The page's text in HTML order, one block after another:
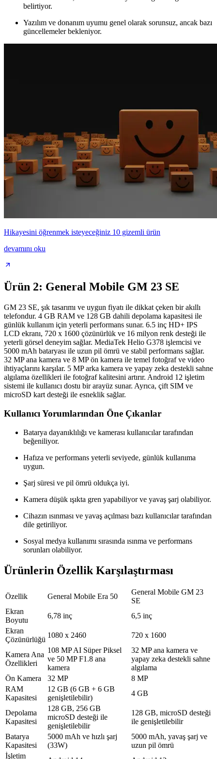
belirtiyor.
Yazılım ve donanım uyumu genel olarak sorunsuz, ancak bazı
güncellemeler bekleniyor.
Hikayesini öğrenmek isteyeceğiniz 10 gizemli ürün
devamını oku
Ürün 2: General Mobile GM 23 SE
GM 23 SE, şık tasarımı ve uygun fiyatı ile dikkat çeken bir akıllı
telefondur. 4 GB RAM ve 128 GB dahili depolama kapasitesi ile
günlük kullanım için yeterli performans sunar. 6.5 inç HD+ IPS
LCD ekranı, 720 x 1600 çözünürlük ve 16 milyon renk desteği ile
yeterli görsel deneyim sağlar. MediaTek Helio G378 işlemcisi ve
5000 mAh bataryası ile uzun pil ömrü ve stabil performans sağlar.
32 MP ana kamera ve 8 MP ön kamera ile temel fotoğraf ve video
ihtiyaçlarını karşılar. 5 MP arka kamera ve yapay zeka destekli sahne
algılama özellikleri ile fotoğraf kalitesini artırır. Android 12 işletim
sistemi ile kullanıcı dostu bir arayüz sunar. Ayrıca, çift SIM ve
microSD kart desteği ile esneklik sağlar.
Kullanıcı Yorumlarından Öne Çıkanlar
Batarya dayanıklılığı ve kamerası kullanıcılar tarafından
beğeniliyor.
Hafıza ve performans yeterli seviyede, günlük kullanıma
uygun.
Şarj süresi ve pil ömrü oldukça iyi.
Kamera düşük ışıkta gren yapabiliyor ve yavaş şarj olabiliyor.
Cihazın ısınması ve yavaş açılması bazı kullanıcılar tarafından
dile getiriliyor.
Sosyal medya kullanımı sırasında ısınma ve performans
sorunları olabiliyor.
Ürünlerin Özellik Karşılaştırması
Özellik General Mobile Era 50
General Mobile GM 23
SE
Ekran
Boyutu
6,78 inç
6,5 inç
Ekran
Çözünürlüğü
1080 x 2460 720 x 1600
Kamera Ana
Özellikleri
108 MP AI Süper Piksel
ve 50 MP F1.8 ana
kamera
32 MP ana kamera ve
yapay zeka destekli sahne
algılama
Ön Kamera
32 MP
8 MP
RAM
Kapasitesi
12 GB (6 GB + 6 GB
genişletilebilir)
4 GB
Depolama
Kapasitesi
128 GB, 256 GB
microSD desteği ile
genişletilebilir
128 GB, microSD desteği
ile genişletilebilir
Batarya
Kapasitesi
5000 mAh ve hızlı şarj
(33W)
5000 mAh, yavaş şarj ve
uzun pil ömrü
İşletim